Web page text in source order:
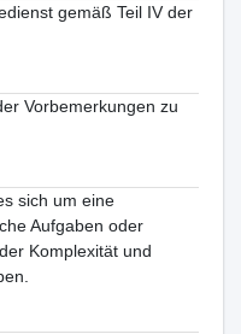
gemäß Teil IV der
Vorbemerkungen zu
sich um eine
Aufgaben oder
Komplexität und